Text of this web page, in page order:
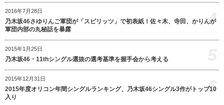
2016年7月28日
乃木坂46さゆりんご軍団が「スピリッツ」で初表紙！佐々木、寺田、かりんが
軍団内部の丸秘話を暴露
4
2015年1月25日
乃木坂46・11thシングル選抜の選考基準を握手会から考える
2015年12月31日
2015年度オリコン年間シングルランキング、乃木坂46シングル3作がトップ10
入り
6